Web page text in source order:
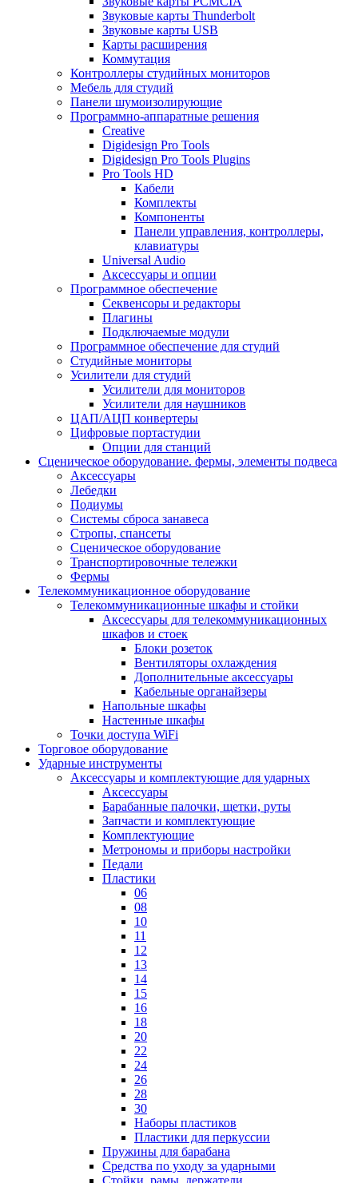
Звуковые карты Thunderbolt
Звуковые карты USB
Карты расширения
Коммутация
Контроллеры студийных мониторов
Мебель для студий
Панели шумоизолирующие
Программно-аппаратные решения
Creative
Digidesign Pro Tools
Digidesign Pro Tools Plugins
Pro Tools HD
Кабели
Комплекты
Компоненты
Панели управления, контроллеры,
клавиатуры
Universal Audio
Аксессуары и опции
Программное обеспечение
Cеквенсоры и редакторы
Плагины
Подключаемые модули
Программное обеспечение для студий
Студийные мониторы
Усилители для студий
Усилители для мониторов
Усилители для наушников
ЦАП/АЦП конвертеры
Цифровые портастудии
Опции для станций
Сценическое оборудование. фермы, элементы подвеса
Аксессуары
Лебедки
Подиумы
Системы сброса занавеса
Стропы, спансеты
Сценическое оборудование
Транспортировочные тележки
Фермы
Телекоммуникационное оборудование
Телекоммуникационные шкафы и стойки
Аксессуары для телекоммуникационных
шкафов и стоек
Блоки розеток
Вентиляторы охлаждения
Дополнительные аксессуары
Кабельные органайзеры
Напольные шкафы
Настенные шкафы
Точки доступа WiFi
Торговое оборудование
Ударные инструменты
Аксессуары и комплектующие для ударных
Аксессуары
Барабанные палочки, щетки, руты
Запчасти и комплектующие
Комплектующие
Метрономы и приборы настройки
Педали
Пластики
06
08
10
11
12
13
14
15
16
18
20
22
24
26
28
30
Наборы пластиков
Пластики для перкуссии
Пружины для барабана
Средства по уходу за ударными
Стойки, рамы, держатели